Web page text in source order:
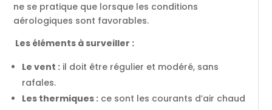
ne se pratique que lorsque les conditions
aérologiques sont favorables.
Les éléments à surveiller :
Le vent : il doit être régulier et modéré, sans
rafales.
Les thermiques : ce sont les courants d’air chaud